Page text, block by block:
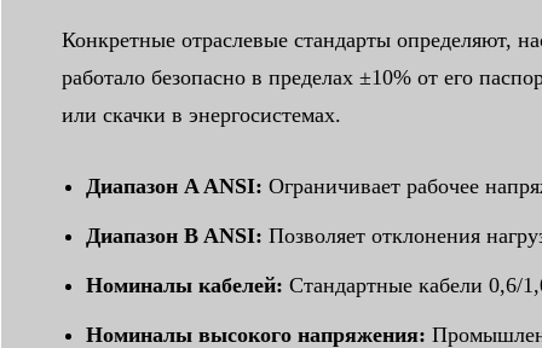
Конкретные отраслевые стандарты определяют,
работало безопасно в пределах ±10% от его
или скачки в энергосистемах.
Диапазон A ANSI: Ограничивает рабочее
Диапазон B ANSI: Позволяет отклонения
Номиналы кабелей: Стандартные кабели 0,6/
Номиналы высокого напряжения: